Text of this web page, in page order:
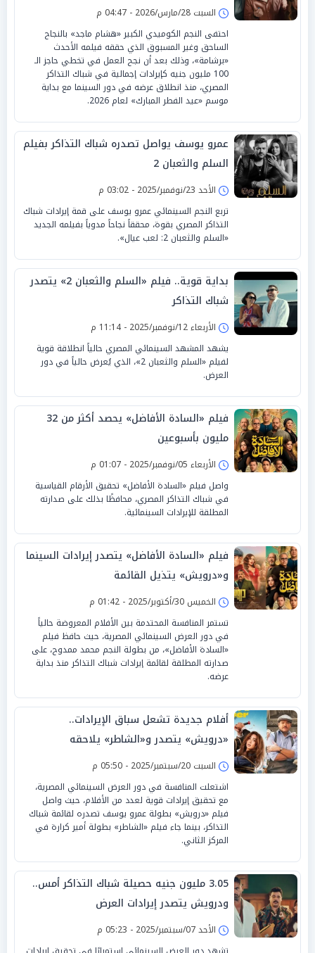
السبت 28/مارس/2026 - 04:47 م
احتفى النجم الكوميدي الكبير «هشام ماجد» بالنجاح
الساحق وغير المسبوق الذي حققه فيلمه الأحدث
«برشامة»، وذلك بعد أن نجح العمل في تخطي حاجز الـ
100 مليون جنيه كإيرادات إجمالية في شباك التذاكر
المصري، منذ انطلاق عرضه في دور السينما مع بداية
موسم «عيد الفطر المبارك» لعام 2026.
عمرو يوسف يواصل تصدره شباك التذاكر بفيلم
السلم والثعبان 2
الأحد 23/نوفمبر/2025 - 03:02 م
تربع النجم السينمائي عمرو يوسف على قمة إيرادات شباك
التذاكر المصري بقوة، محققاً نجاحاً مدوياً بفيلمه الجديد
«السلم والثعبان 2: لعب عيال».
بداية قوية.. فيلم «السلم والثعبان 2» يتصدر
شباك التذاكر
الأربعاء 12/نوفمبر/2025 - 11:14 م
يشهد المشهد السينمائي المصري حالياً انطلاقة قوية
لفيلم «السلم والثعبان 2»، الذي يُعرض حالياً في دور
العرض.
فيلم «السادة الأفاضل» يحصد أكثر من 32
مليون بأسبوعين
الأربعاء 05/نوفمبر/2025 - 01:07 م
واصل فيلم «السادة الأفاضل» تحقيق الأرقام القياسية
في شباك التذاكر المصري، محافظًا بذلك على صدارته
المطلقة للإيرادات السينمائية.
فيلم «السادة الأفاضل» يتصدر إيرادات السينما
و«درويش» يتذيل القائمة
الخميس 30/أكتوبر/2025 - 01:42 م
تستمر المنافسة المحتدمة بين الأفلام المعروضة حالياً
في دور العرض السينمائي المصرية، حيث حافظ فيلم
«السادة الأفاضل»، من بطولة النجم محمد ممدوح، على
صدارته المطلقة لقائمة إيرادات شباك التذاكر منذ بداية
عرضه.
أفلام جديدة تشعل سباق الإيرادات..
«درويش» يتصدر و«الشاطر» يلاحقه
السبت 20/سبتمبر/2025 - 05:50 م
اشتعلت المنافسة في دور العرض السينمائي المصرية،
مع تحقيق إيرادات قوية لعدد من الأفلام، حيث واصل
فيلم «درويش» بطولة عمرو يوسف تصدره لقائمة شباك
التذاكر، بينما جاء فيلم «الشاطر» بطولة أمير كرارة في
المركز الثاني.
3.05 مليون جنيه حصيلة شباك التذاكر أمس..
ودرويش يتصدر إيرادات العرض
الأحد 07/سبتمبر/2025 - 05:23 م